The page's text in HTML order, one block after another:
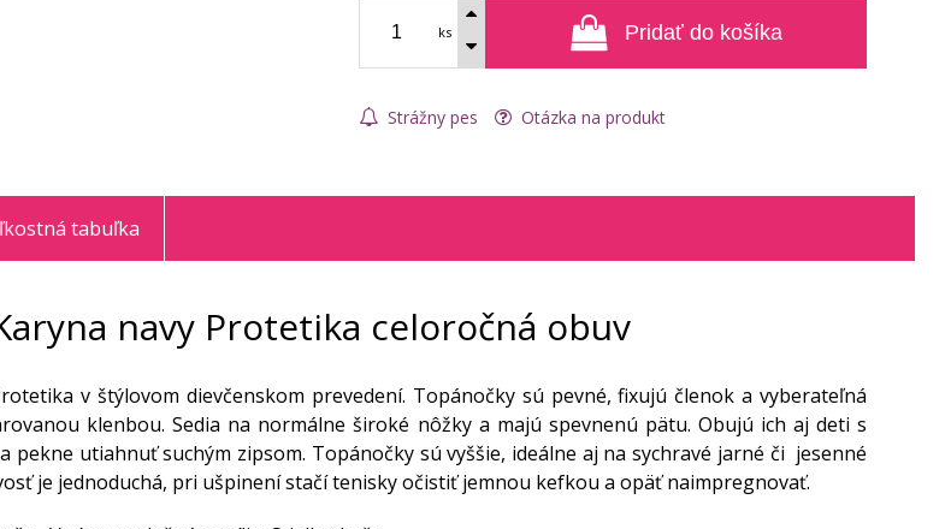
ks Pridať do košíka
Strážny pes Otázka na produkt
tabuľka
navy Protetika celoročná obuv
v štýlovom dievčenskom prevedení. Topánočky sú pevné, fixujú členok a vyberateľná
klenbou. Sedia na normálne široké nôžky a majú spevnenú pätu. Obujú ich aj deti s
pekne utiahnuť suchým zipsom. Topánočky sú vyššie, ideálne aj na sychravé jarné či jesenné
je jednoduchá, pri ušpinení stačí tenisky očistiť jemnou kefkou a opäť naimpregnovať.